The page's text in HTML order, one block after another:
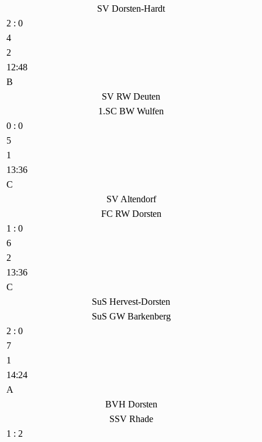
SV Dorsten-Hardt
2 : 0
4
2
12:48
B
SV RW Deuten
1.SC BW Wulfen
0 : 0
5
1
13:36
C
SV Altendorf
FC RW Dorsten
1 : 0
6
2
13:36
C
SuS Hervest-Dorsten
SuS GW Barkenberg
2 : 0
7
1
14:24
A
BVH Dorsten
SSV Rhade
1 : 2